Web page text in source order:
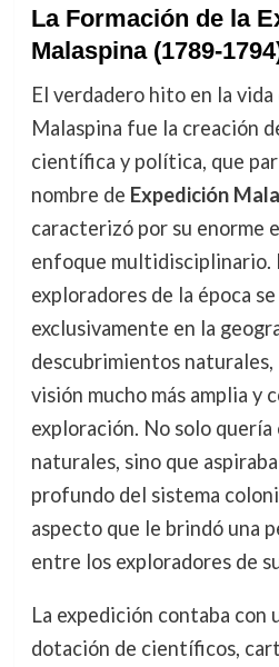
La Formación de la
Malaspina (1789-
El verdadero hito en la
Malaspina fue la creación
científica y política, que
nombre de Expedición
caracterizó por su enorme
enfoque
exploradores de la época
exclusivamente en la
descubrimientos
visión mucho más amplia y
exploración. No solo
naturales, sino que
profundo del sistema
aspecto que le brindó una
entre los exploradores de
La expedición contaba con
dotación de científicos,